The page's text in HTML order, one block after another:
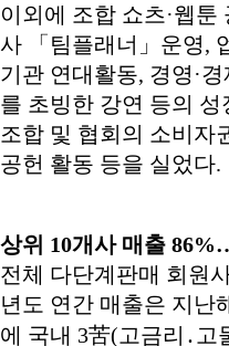
이외에 조합 쇼츠·웹툰
사 「팀플래너」운영,
기관 연대활동, 경영·
를 초빙한 강연 등의
조합 및 협회의 소비자
공헌 활동 등을 실었다.
상위 10개사 매출
전체 다단계판매 회원
년도 연간 매출은 지난
에 국내 3苦(고금리․고